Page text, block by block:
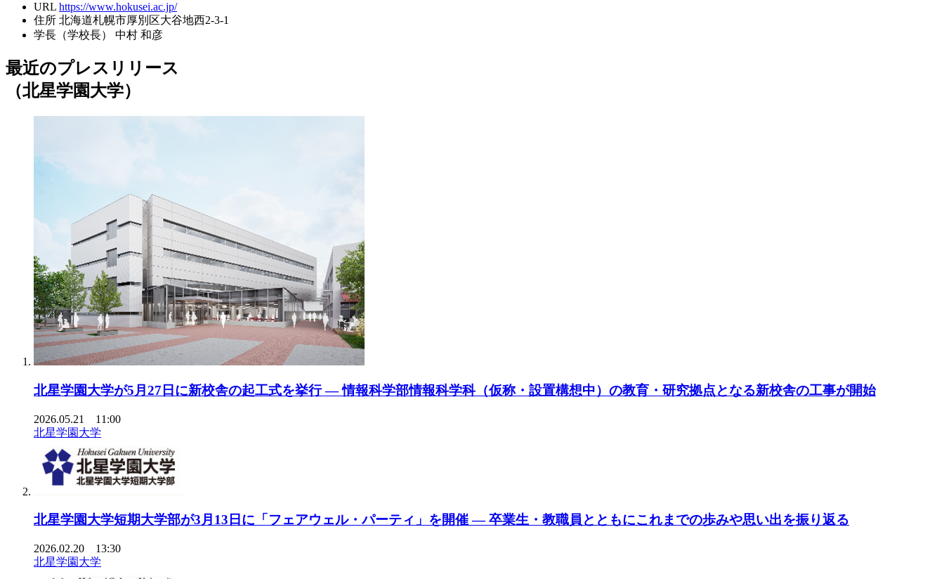
URL https://www.hokusei.ac.jp/
住所 北海道札幌市厚別区大谷地西2-3-1
学長（学校長）
中村 和彦
最近のプレスリリース
（北星学園大学）
北星学園大学が5月27日に新校舎の起工式を挙行 ― 情報科学部情報科学科（仮称・設置構想中）の教育・研究拠点となる新校舎の工事が開始
2026.05.21 11:00
北星学園大学
北星学園大学短期大学部が3月13日に「フェアウェル・パーティ」を開催 ― 卒業生・教職員とともにこれまでの歩みや思い出を振り返る
2026.02.20 13:30
北星学園大学